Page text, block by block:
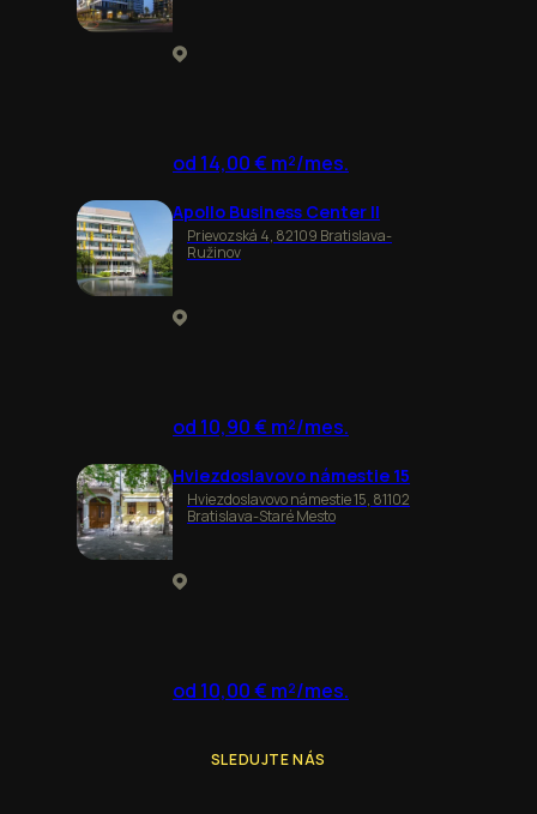
od 14,00 € m²/mes.
Apollo Business Center II
Prievozská 4, 82109 Bratislava-
Ružinov
od 10,90 € m²/mes.
Hviezdoslavovo námestie 15
Hviezdoslavovo námestie 15, 81102
Bratislava-Staré Mesto
od 10,00 € m²/mes.
SLEDUJTE NÁS